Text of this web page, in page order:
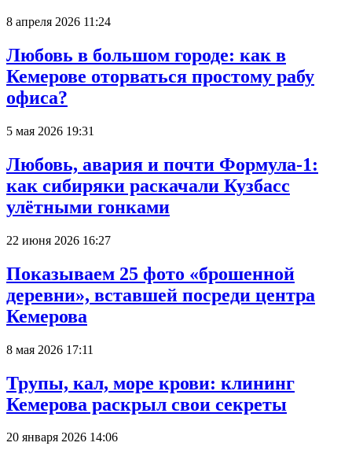
8 апреля 2026 11:24
Любовь в большом городе: как в
Кемерове оторваться простому рабу
офиса?
5 мая 2026 19:31
Любовь, авария и почти Формула-1:
как сибиряки раскачали Кузбасс
улётными гонками
22 июня 2026 16:27
Показываем 25 фото «брошенной
деревни», вставшей посреди центра
Кемерова
8 мая 2026 17:11
Трупы, кал, море крови: клининг
Кемерова раскрыл свои секреты
20 января 2026 14:06